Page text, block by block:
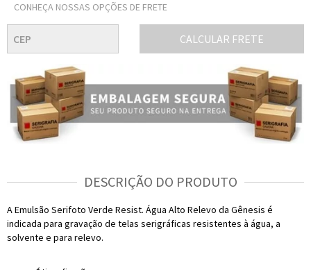
CONHEÇA NOSSAS OPÇÕES DE FRETE
CALCULAR FRETE
DESCRIÇÃO DO PRODUTO
A Emulsão Serifoto Verde Resist. Água Alto Relevo da Gênesis é
indicada para gravação de telas serigráficas resistentes à água, a
solvente e para relevo.